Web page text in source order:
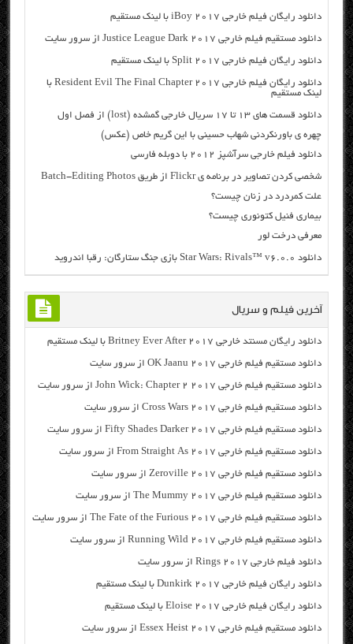
دانلود رایگان فیلم خارجی iBoy 2017 با لینک مستقیم
دانلود مستقیم فیلم خارجی Justice League Dark 2017 از سرور سایت
دانلود رایگان فیلم خارجی Split 2017 با لینک مستقیم
دانلود رایگان فیلم خارجی Resident Evil The Final Chapter 2017 با
لینک مستقیم
دانلود قسمت های ۱۳ تا ۱۷ سریال خارجی گمشده (lost) از فصل اول
چهره ی باورنکردنی شهاب حسینی با این گریم خاص (عکس)
دانلود فیلم خارجی سرآشپز ۲۰۱۲ با دوبله فارسی
شخصی کردن تصاویر در برنامه ی Flickr از طریق Batch-Editing Photos
علت کمردرد در زنان چیست؟
بیماری فنیل کتونوری چیست؟
معرفی درخت لور
دانلود Star Wars: Rivals™ v6.0.0 بازی جنگ ستارگان: رقبا اندروید
آخرین فیلم و سریال
دانلود رایگان مسنتد خارجی Britney Ever After 2017 با لینک مستقیم
دانلود مستقیم فیلم خارجی OK Jaanu 2017 از سرور سایت
دانلود مستقیم فیلم خارجی John Wick: Chapter 2 2017 از سرور سایت
دانلود مستقیم فیلم خارجی Cross Wars 2017 از سرور سایت
دانلود مستقیم فیلم خارجی Fifty Shades Darker 2017 از سرور سایت
دانلود مستقیم فیلم خارجی From Straight As 2017 از سرور سایت
دانلود مستقیم فیلم خارجی Zeroville 2017 از سرور سایت
دانلود مستقیم فیلم خارجی The Mummy 2017 از سرور سایت
دانلود مستقیم فیلم خارجی The Fate of the Furious 2017 از سرور سایت
دانلود مستقیم فیلم خارجی Running Wild 2017 از سرور سایت
دانلود فیلم خارجی Rings 2017 از سرور سایت
دانلود رایگان فیلم خارجی Dunkirk 2017 با لینک مستقیم
دانلود رایگان فیلم خارجی Eloise 2017 با لینک مستقیم
دانلود مستقیم فیلم خارجی Essex Heist 2017 از سرور سایت